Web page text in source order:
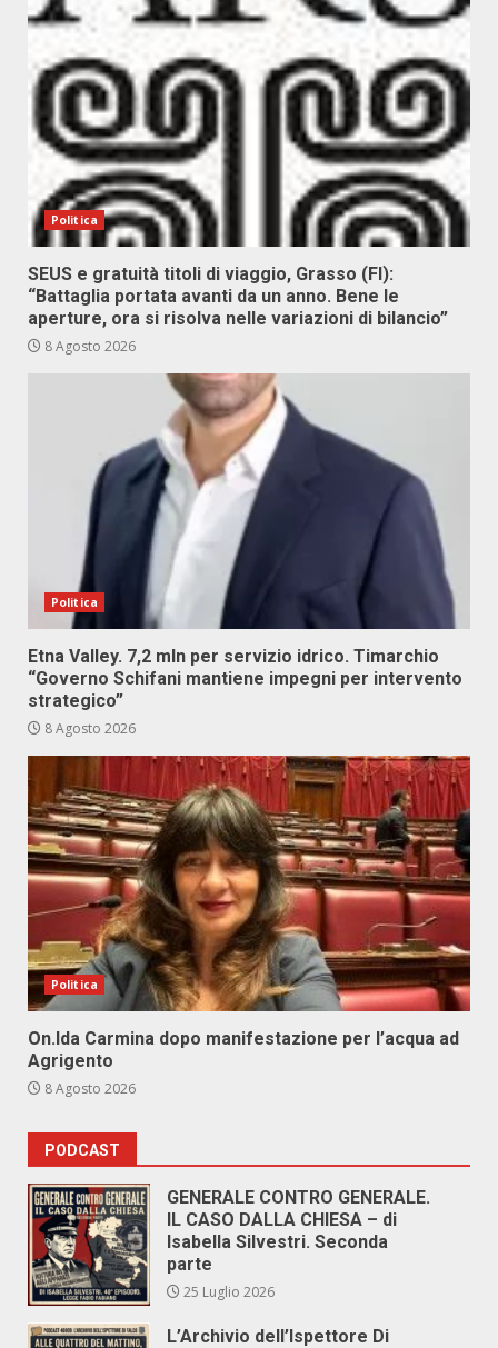
Politica
SEUS e gratuità titoli di viaggio, Grasso (FI):
“Battaglia portata avanti da un anno. Bene le
aperture, ora si risolva nelle variazioni di bilancio”
8 Agosto 2026
Politica
Etna Valley. 7,2 mln per servizio idrico. Timarchio
“Governo Schifani mantiene impegni per intervento
strategico”
8 Agosto 2026
Politica
On.Ida Carmina dopo manifestazione per l’acqua ad
Agrigento
8 Agosto 2026
PODCAST
GENERALE CONTRO GENERALE.
IL CASO DALLA CHIESA – di
Isabella Silvestri. Seconda
parte
25 Luglio 2026
L’Archivio dell’Ispettore Di